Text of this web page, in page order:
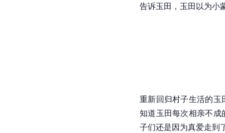
告诉玉田，玉田以为小
重新回归村子生活的玉
知道玉田每次相亲不
子们还是因为真爱走到